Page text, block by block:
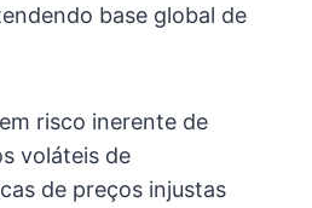
base global de
risco inerente de
voláteis de
de preços injustas